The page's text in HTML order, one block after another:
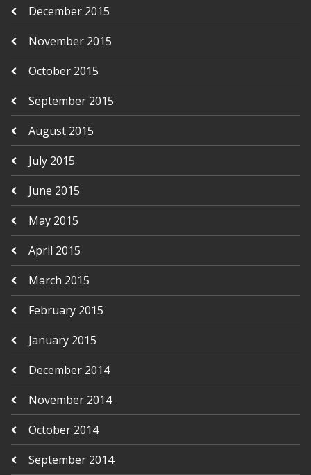
December 2015
November 2015
October 2015
September 2015
August 2015
July 2015
June 2015
May 2015
April 2015
March 2015
February 2015
January 2015
December 2014
November 2014
October 2014
September 2014